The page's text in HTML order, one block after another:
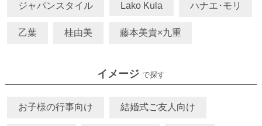
ジャパンスタイル Lako Kula ハナエ･モリ
乙葉 桂由美 藤本美貴×九重
イメージ で探す
お子様の行事向け 結婚式ご友人向け